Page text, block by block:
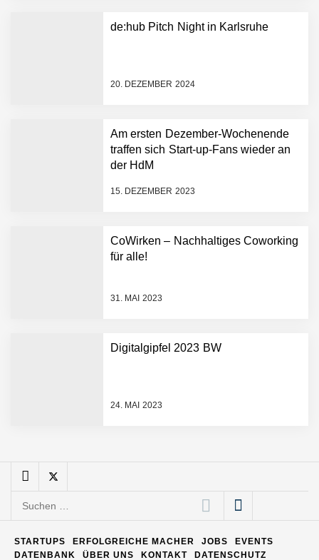
de:hub Pitch Night in Karlsruhe
20. DEZEMBER 2024
Am ersten Dezember-Wochenende
traffen sich Start-up-Fans wieder an
der HdM
15. DEZEMBER 2023
CoWirken – Nachhaltiges Coworking
für alle!
31. MAI 2023
Digitalgipfel 2023 BW
24. MAI 2023
Plattform zu beschleunigen
NEURA Robotics und
AI breit auszurollen
Humanoider Roboter bringt
Hightech ins Stadion
Simulationsdienstleistung in
FiniteNow ermöglicht
Entwicklungsprozesse
Pyck im Employer Portrait
Software – flexibel, offen,
ELOPRINT im Employer
Portrait
Suchen
STARTUPS ERFOLGREICHE MACHER JOBS
EVENTS
DATENBANK
ÜBER UNS KONTAKT DATENSCHUTZ